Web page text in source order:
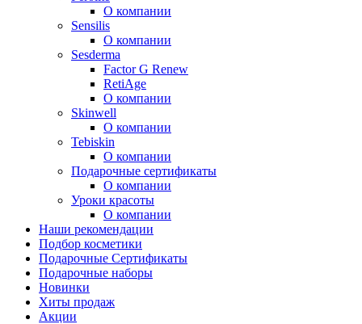
О компании
Sensilis
О компании
Sesderma
Factor G Renew
RetiAge
О компании
Skinwell
О компании
Tebiskin
О компании
Подарочные сертификаты
О компании
Уроки красоты
О компании
Наши рекомендации
Подбор косметики
Подарочные Сертификаты
Подарочные наборы
Новинки
Хиты продаж
Акции